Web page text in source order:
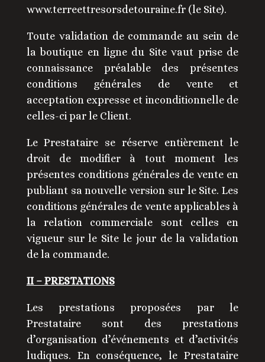
www.terreettresorsdetouraine.fr (le Site).
Toute validation de commande au sein de
la boutique en ligne du Site vaut prise de
connaissance préalable des présentes
conditions générales de vente et
acceptation expresse et inconditionnelle de
celles-ci par le Client.
Le Prestataire se réserve entièrement le
droit de modifier à tout moment les
présentes conditions générales de vente en
publiant sa nouvelle version sur le Site. Les
conditions générales de vente applicables à
la relation commerciale sont celles en
vigueur sur le Site le jour de la validation
de la commande.
II – PRESTATIONS
Les prestations proposées par le
Prestataire sont des prestations
d’organisation d’événements et d’activités
ludiques. En conséquence, le Prestataire